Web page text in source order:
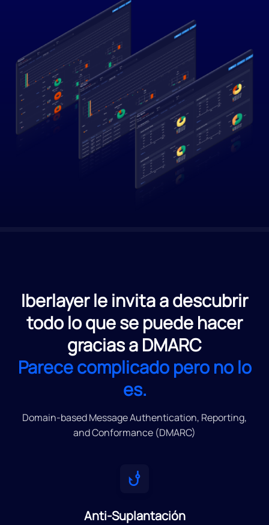
Iberlayer le invita a descubrir
todo lo que se puede hacer
gracias a DMARC
Parece complicado pero no lo
es.
Domain-based Message Authentication, Reporting,
and Conformance (DMARC)
Anti-Suplantación